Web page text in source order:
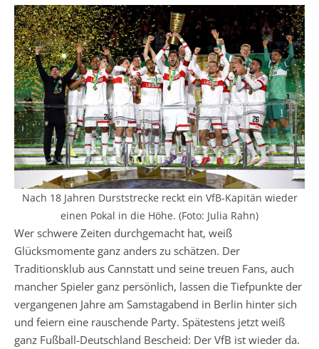
Nach 18 Jahren Durststrecke reckt ein VfB-Kapitän wieder
einen Pokal in die Höhe. (Foto: Julia Rahn)
Wer schwere Zeiten durchgemacht hat, weiß
Glücksmomente ganz anders zu schätzen. Der
Traditionsklub aus Cannstatt und seine treuen Fans, auch
mancher Spieler ganz persönlich, lassen die Tiefpunkte der
vergangenen Jahre am Samstagabend in Berlin hinter sich
und feiern eine rauschende Party. Spätestens jetzt weiß
ganz Fußball-Deutschland Bescheid: Der VfB ist wieder da.